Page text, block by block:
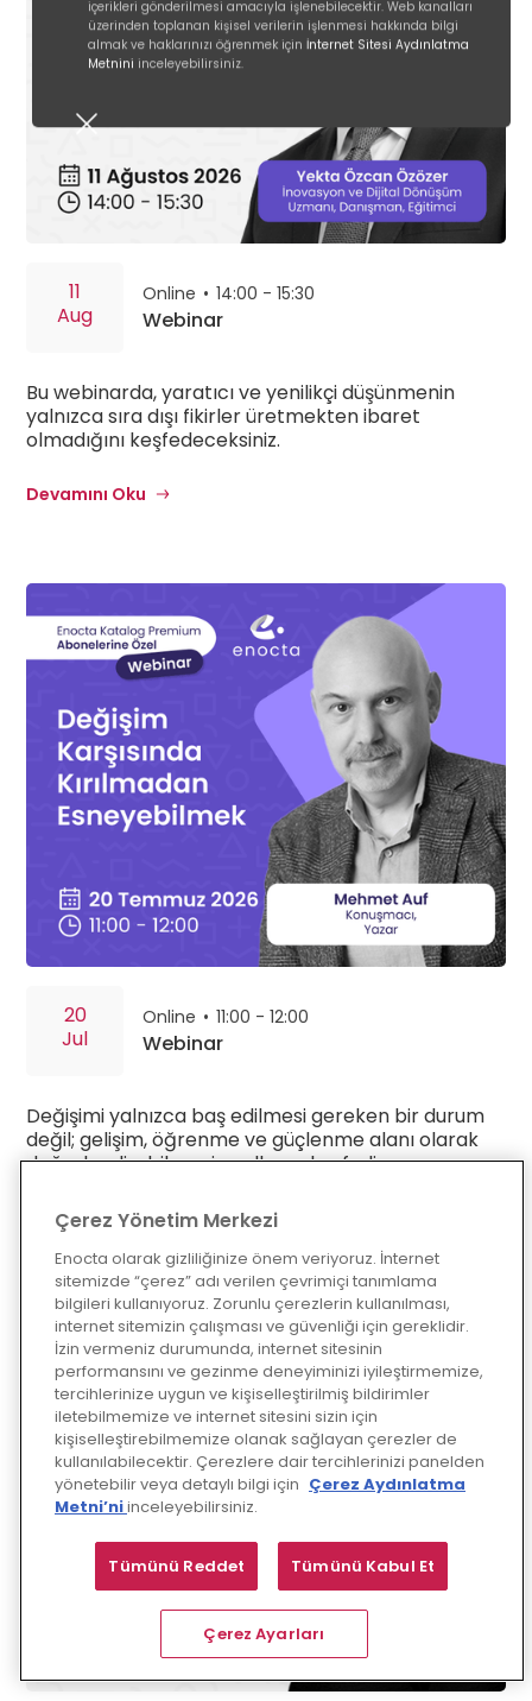
içerikleri gönderilmesi amacıyla işlenebilecektir. Web kanalları
üzerinden toplanan kişisel verilerin işlenmesi hakkında bilgi
almak ve haklarınızı öğrenmek için İnternet Sitesi Aydınlatma
Metnini inceleyebilirsiniz.
11
Aug
Online • 14:00 - 15:30
Webinar
Bu webinarda, yaratıcı ve yenilikçi düşünmenin
yalnızca sıra dışı fikirler üretmekten ibaret
olmadığını keşfedeceksiniz.
Devamını Oku
20
Jul
Online • 11:00 - 12:00
Webinar
Değişimi yalnızca baş edilmesi gereken bir durum
değil; gelişim, öğrenme ve güçlenme alanı olarak
değerlendirebilmenin yollarını keşfedin.
Devamını Oku
Çerez Yönetim Merkezi
Enocta olarak gizliliğinize önem veriyoruz. İnternet
sitemizde “çerez” adı verilen çevrimiçi tanımlama
bilgileri kullanıyoruz. Zorunlu çerezlerin kullanılması,
internet sitemizin çalışması ve güvenliği için gereklidir.
İzin vermeniz durumunda, internet sitesinin
performansını ve gezinme deneyiminizi iyileştirmemize,
tercihlerinize uygun ve kişiselleştirilmiş bildirimler
iletebilmemize ve internet sitesini sizin için
kişiselleştirebilmemize olanak sağlayan çerezler de
kullanılabilecektir. Çerezlere dair tercihlerinizi panelden
yönetebilir veya detaylı bilgi için Çerez Aydınlatma
Metni’niinceleyebilirsiniz.
Tümünü Reddet Tümünü Kabul Et
Çerez Ayarları